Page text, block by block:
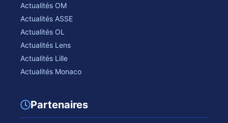
Actualités OM
Actualités ASSE
Actualités OL
Actualités Lens
Actualités Lille
Actualités Monaco
Partenaires